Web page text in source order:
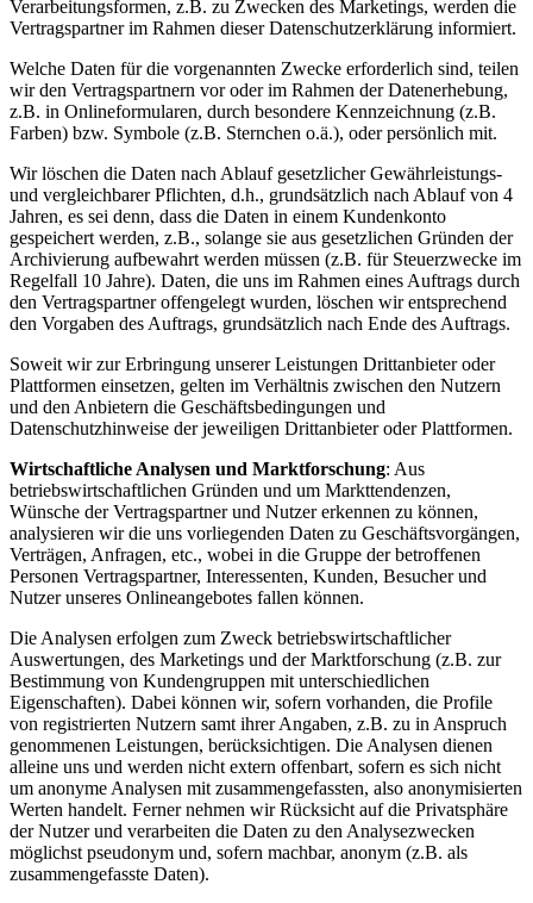
Verarbeitungsformen, z.B. zu Zwecken des Marketings, werden die
Vertragspartner im Rahmen dieser Datenschutzerklärung informiert.
Welche Daten für die vorgenannten Zwecke erforderlich sind, teilen
wir den Vertragspartnern vor oder im Rahmen der Datenerhebung,
z.B. in Onlineformularen, durch besondere Kennzeichnung (z.B.
Farben) bzw. Symbole (z.B. Sternchen o.ä.), oder persönlich mit.
Wir löschen die Daten nach Ablauf gesetzlicher Gewährleistungs-
und vergleichbarer Pflichten, d.h., grundsätzlich nach Ablauf von 4
Jahren, es sei denn, dass die Daten in einem Kundenkonto
gespeichert werden, z.B., solange sie aus gesetzlichen Gründen der
Archivierung aufbewahrt werden müssen (z.B. für Steuerzwecke im
Regelfall 10 Jahre). Daten, die uns im Rahmen eines Auftrags durch
den Vertragspartner offengelegt wurden, löschen wir entsprechend
den Vorgaben des Auftrags, grundsätzlich nach Ende des Auftrags.
Soweit wir zur Erbringung unserer Leistungen Drittanbieter oder
Plattformen einsetzen, gelten im Verhältnis zwischen den Nutzern
und den Anbietern die Geschäftsbedingungen und
Datenschutzhinweise der jeweiligen Drittanbieter oder Plattformen.
Wirtschaftliche Analysen und Marktforschung: Aus
betriebswirtschaftlichen Gründen und um Markttendenzen,
Wünsche der Vertragspartner und Nutzer erkennen zu können,
analysieren wir die uns vorliegenden Daten zu Geschäftsvorgängen,
Verträgen, Anfragen, etc., wobei in die Gruppe der betroffenen
Personen Vertragspartner, Interessenten, Kunden, Besucher und
Nutzer unseres Onlineangebotes fallen können.
Die Analysen erfolgen zum Zweck betriebswirtschaftlicher
Auswertungen, des Marketings und der Marktforschung (z.B. zur
Bestimmung von Kundengruppen mit unterschiedlichen
Eigenschaften). Dabei können wir, sofern vorhanden, die Profile
von registrierten Nutzern samt ihrer Angaben, z.B. zu in Anspruch
genommenen Leistungen, berücksichtigen. Die Analysen dienen
alleine uns und werden nicht extern offenbart, sofern es sich nicht
um anonyme Analysen mit zusammengefassten, also anonymisierten
Werten handelt. Ferner nehmen wir Rücksicht auf die Privatsphäre
der Nutzer und verarbeiten die Daten zu den Analysezwecken
möglichst pseudonym und, sofern machbar, anonym (z.B. als
zusammengefasste Daten).